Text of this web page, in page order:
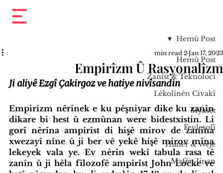
Hemû Post
Zanist & Teknolocî
Lêkolînên Civakî
Sîyaset
Feylesofî
Huner & Wêje
Mafên Jinan
Hemû Post
Empirîzm Û Rasyonalîzm
Jan 17, 2023
2 min read
Ji aliyê Ezgî Çakirgoz ve hatiye nivîsandin
Empirîzm nêrînek e ku pêşniyar dike ku zanîn
dikare bi hest û ezmûnan were bidestxistin. Li
gorî nêrîna ampîrîst di hişê mirov de zanîna
xwezayî nîne û ji ber vê yekê hişê mirov mîna
lekeyek vala ye. Ev nêrîn wekî tabula rasa tê
zanîn û ji hêla fîlozofê ampîrîst John Locke ve